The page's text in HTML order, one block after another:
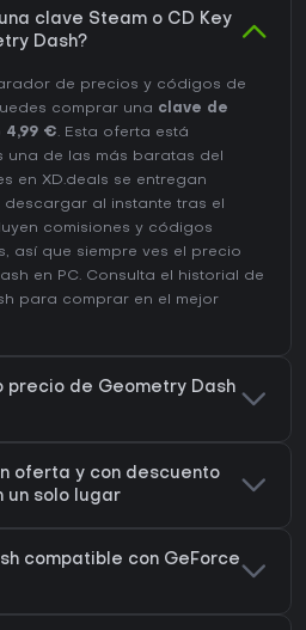
clave Steam o CD Key
Dash?
de precios y códigos de
comprar una clave de
4,99 €. Esta oferta está
una de las más baratas del
en XD.deals se entregan
al instante tras el
comisiones y códigos
así que siempre ves el precio
en PC. Consulta el
historial de
para comprar en el mejor
precio de Geometry Dash
oferta y con descuento
un solo lugar
compatible con GeForce